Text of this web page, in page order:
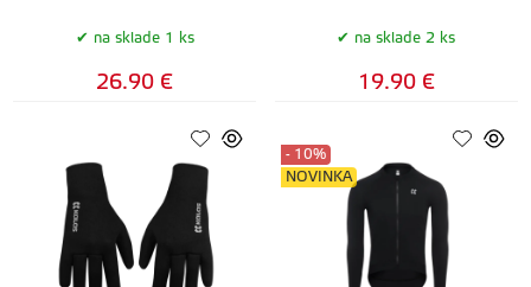
na sklade 1 ks
26.90 €
na sklade 2 ks
19.90 €
- 10%
NOVINKA